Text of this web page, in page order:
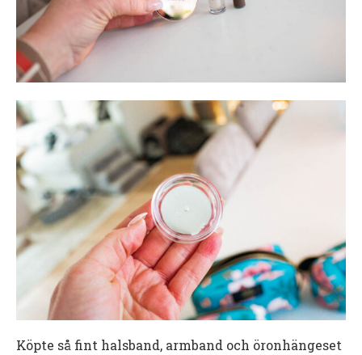
Köpte så fint halsband, armband och öronhängeset